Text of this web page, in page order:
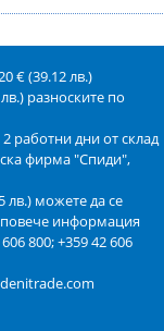
€ (39.12 лв.)
разноските по
работни дни от склад
фирма "Спиди",
лв.) можете да се
информация
800; +359 42 606